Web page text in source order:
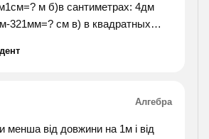
м б)в сантиметрах: 4дм
321мм=? см в) в квадратных
составил уровнения. какие из
в зооуголке, если каждый из
тремя).
Алгебра
менша від довжини на 1м і від